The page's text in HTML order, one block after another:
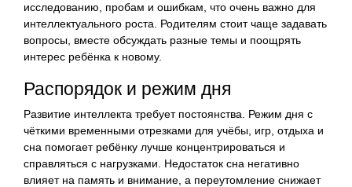
исследованию, пробам и ошибкам, что очень важно для
интеллектуального роста. Родителям стоит чаще задавать
вопросы, вместе обсуждать разные темы и поощрять
интерес ребёнка к новому.
Распорядок и режим дня
Развитие интеллекта требует постоянства. Режим дня с
чёткими временными отрезками для учёбы, игр, отдыха и
сна помогает ребёнку лучше концентрироваться и
справляться с нагрузками. Недостаток сна негативно
влияет на память и внимание, а переутомление снижает